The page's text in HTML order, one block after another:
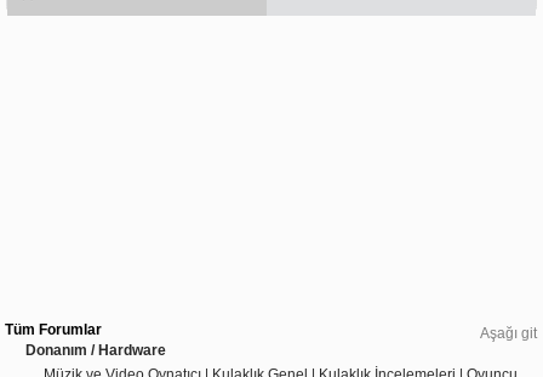
Aşağı git
Tüm Forumlar
Donanım / Hardware